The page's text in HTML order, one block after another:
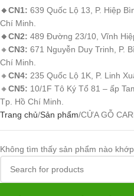
🔸CN1: 639 Quốc Lộ 13, P. Hiệp
Chí Minh.
🔸CN2: 489 Đường 23/10, Vĩnh
🔸CN3: 671 Nguyễn Duy Trinh, P.
Chí Minh.
🔸CN4: 235 Quốc Lộ 1K, P. Linh
🔸CN5: 10/1F Tô Ký Tổ 81 – ấp
Tp. Hồ Chí Minh.
Trang chủ Sản phẩm CỬA GỖ
Không tìm thấy sản phẩm nào